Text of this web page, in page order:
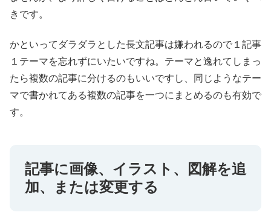
きです。
かといってダラダラとした長文記事は嫌われるので１記事
１テーマを忘れずにいたいですね。テーマと逸れてしまっ
たら複数の記事に分けるのもいいですし、同じようなテー
マで書かれてある複数の記事を一つにまとめるのも有効で
す。
記事に画像、イラスト、図解を追
加、または変更する